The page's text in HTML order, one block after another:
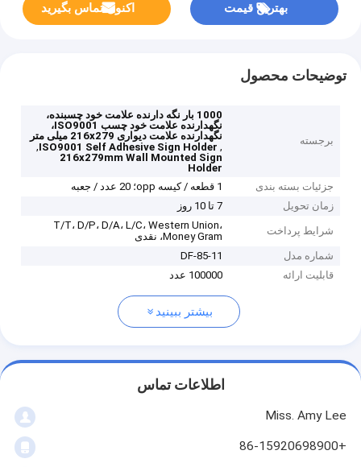
بهترین قیمت اکنون تماس بگیرید
توضیحات محصول
برجسته
1000 بار نگه دارنده علامت خود چسبنده،
نگهدارنده علامت خود چسب ISO9001،
نگهدارنده علامت دیواری 216x279 میلی متر
,
ISO9001 Self Adhesive Sign Holder
,
216x279mm Wall Mounted Sign
Holder
جزئیات بسته بندی
1 قطعه / کیسه opp؛ 20 عدد / جعبه
زمان تحویل
7 تا 10 روز
شرایط پرداخت
T/T، D/P، D/A، L/C، Western Union،
Money Gram، نقدی
شماره مدل
DF-85-11
قابلیت ارائه
100000 عدد
بیشتر ببینید
اطلاعات تماس
Miss. Amy Lee
+86-15920698900